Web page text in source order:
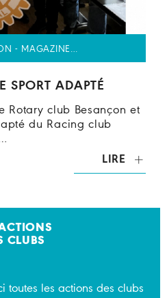
- MAGAZINE…
SPORT ADAPTÉ
Rotary club Besançon et
du Racing club
LIRE
CLUBS
toutes les actions des clubs